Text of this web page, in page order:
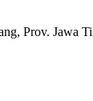
Prov. Jawa